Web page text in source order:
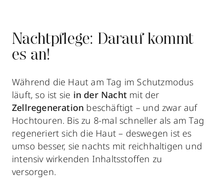
Nachtpflege: Darauf kommt
es an!
Während die Haut am Tag im Schutzmodus
läuft, so ist sie in der Nacht mit der
Zellregeneration beschäftigt – und zwar auf
Hochtouren. Bis zu 8-mal schneller als am Tag
regeneriert sich die Haut – deswegen ist es
umso besser, sie nachts mit reichhaltigen und
intensiv wirkenden Inhaltsstoffen zu
versorgen.